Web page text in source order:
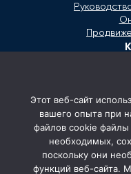
Улица
Этот веб-сайт
вашего опыта при
файлов cookie файлы
необходимых,
поскольку они
функций веб-сайта.